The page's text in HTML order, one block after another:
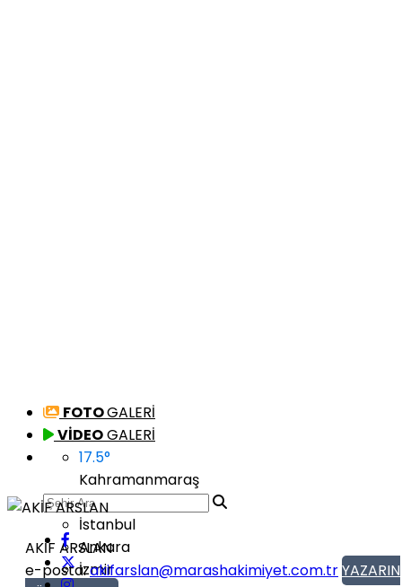
FOTOGALERİ
VİDEOGALERİ
17.5°
Kahramanmaraş
İstanbul
Ankara
İzmir
AKİF ARSLAN
e-posta:akifarslan@marashakimiyet.com.trYAZARIN